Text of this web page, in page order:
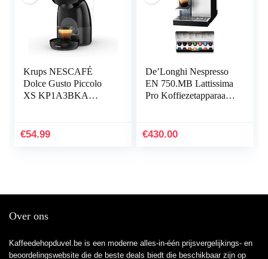
Krups NESCAFÉ
Dolce Gusto Piccolo
XS KP1A3BKA
€54.99
De’Longhi Nespresso
EN 750.MB Lattissima
Pro Koffiezetapparaat,
€430.00
Over ons
Kaffeedehopduvel.be is een moderne alles-in-één prijsvergelijkings- en
beoordelingswebsite die de beste deals biedt die beschikbaar zijn op